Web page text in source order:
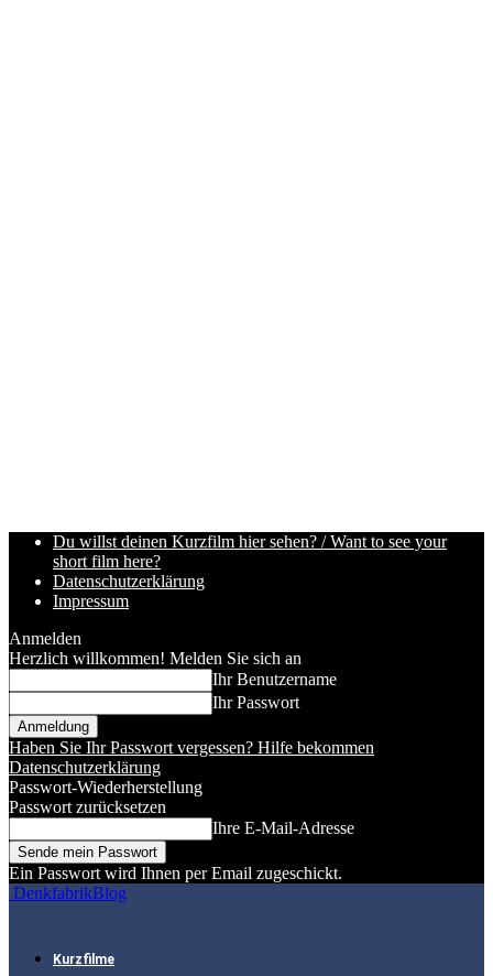
Du willst deinen Kurzfilm hier sehen? / Want to see your
short film here?
Datenschutzerklärung
Impressum
Anmelden
Herzlich willkommen! Melden Sie sich an
Ihr Benutzername
Ihr Passwort
Haben Sie Ihr Passwort vergessen? Hilfe bekommen
Datenschutzerklärung
Passwort-Wiederherstellung
Passwort zurücksetzen
Ihre E-Mail-Adresse
Ein Passwort wird Ihnen per Email zugeschickt.
DenkfabrikBlog
Kurzfilme